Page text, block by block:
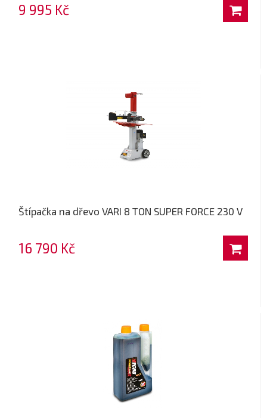
9 995 Kč
Štípačka na dřevo VARI 8 TON SUPER FORCE 230 V
16 790 Kč